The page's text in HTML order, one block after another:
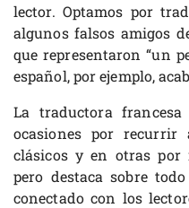
lector. Optamos por
algunos falsos amigos
que representaron “un
español, por ejemplo,
La traductora
ocasiones por recurrir
clásicos y en otras por
pero destaca sobre
conectado con los